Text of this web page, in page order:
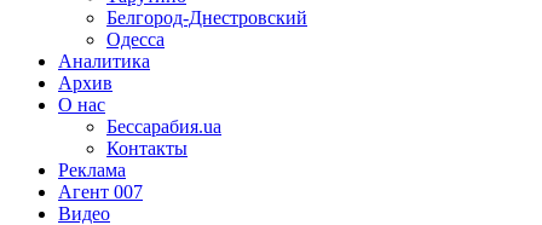
Белгород-Днестровский
Одесса
Аналитика
Архив
О нас
Бессарабия.ua
Контакты
Реклама
Агент 007
Видео